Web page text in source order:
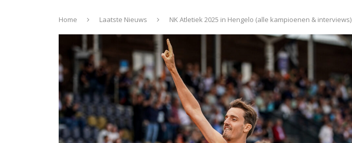
Home Laatste Nieuws NK Atletiek 2025 in Hengelo (alle kampioenen & interviews)